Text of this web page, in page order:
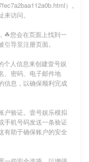
）。
访问。
☘您会在页面上找到一
导至注册页面。
个人信息来创建壹号娱
、密码、电子邮件地
信息，以确保顺利完成
验证。 壹号娱乐模拟
手机号码发送一条验证
有助于确保账户的安全